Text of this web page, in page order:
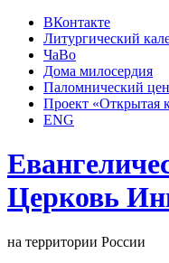
ВКонтакте
Литургический
ЧаВо
Дома милосердия
Паломнический
Проект «Открытая
ENG
Церковь
на территории России